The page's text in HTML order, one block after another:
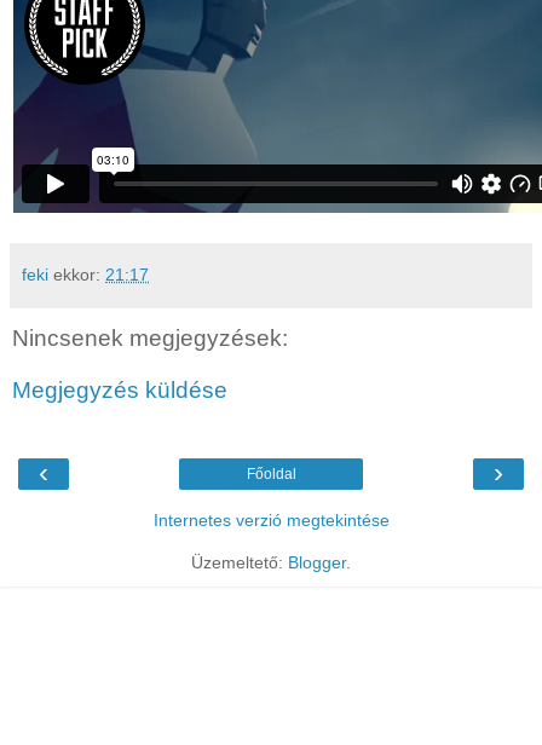
feki ekkor: 21:17
Nincsenek megjegyzések:
Megjegyzés küldése
‹ ›
Főoldal
Internetes verzió megtekintése
Üzemeltető: Blogger.